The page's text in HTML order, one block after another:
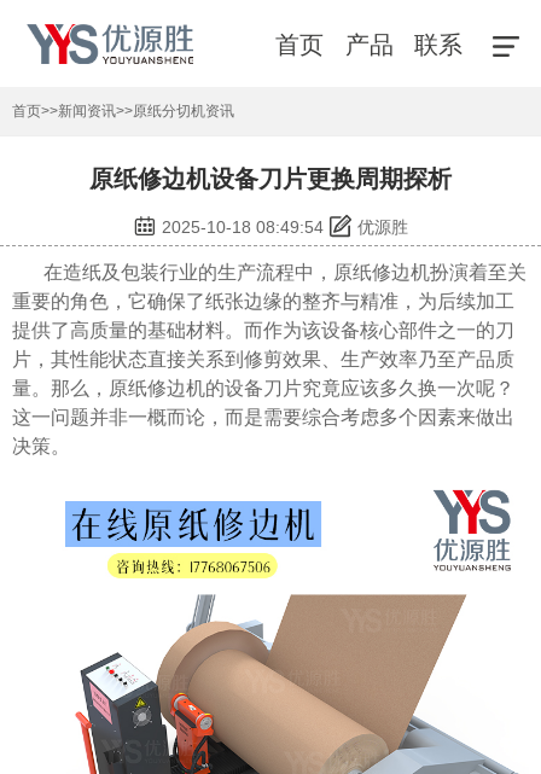
首页 产品 联系
首页>>新闻资讯>>原纸分切机资讯
原纸修边机设备刀片更换周期探析
2025-10-18 08:49:54 优源胜
在造纸及包装行业的生产流程中，原纸修边机扮演着至关
重要的角色，它确保了纸张边缘的整齐与精准，为后续加工
提供了高质量的基础材料。而作为该设备核心部件之一的刀
片，其性能状态直接关系到修剪效果、生产效率乃至产品质
量。那么，原纸修边机的设备刀片究竟应该多久换一次呢？
这一问题并非一概而论，而是需要综合考虑多个因素来做出
决策。